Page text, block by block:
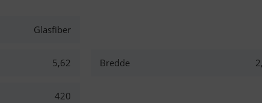
Glasfiber
5,62 Bredde
420